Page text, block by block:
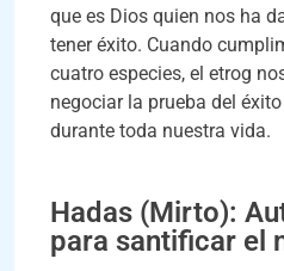
que es Dios quien nos ha
tener éxito. Cuando
cuatro especies, el etrog
negociar la prueba del
durante toda nuestra vida.
Hadas (Mirto):
para santificar el